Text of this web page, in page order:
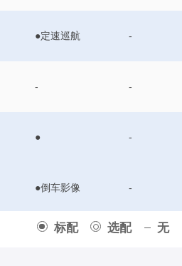
标配 选配 无
●定速巡航 -
- -
● -
●倒车影像 -